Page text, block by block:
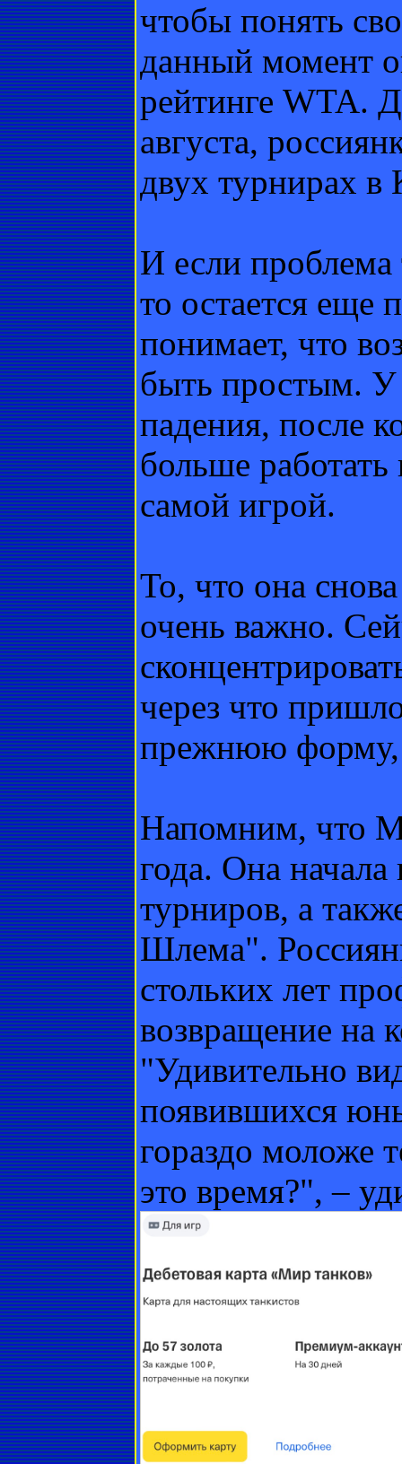
чтобы понять
данный момент
рейтинге WTA.
августа,
двух турнирах
И если проблема
то остается еще
понимает, что
быть простым. У
падения, после
больше
самой игрой.
То, что она
очень важно.
через что
прежнюю
Напомним, что
года. Она начала
турниров, а
Шлема".
стольких лет
возвращение на
"Удивительно
появившихся
гораздо моложе
это время?", –